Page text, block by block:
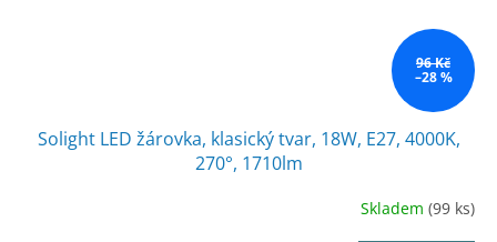
96 Kč
–28 %
Solight LED žárovka, klasický tvar, 18W, E27, 4000K,
270°, 1710lm
Skladem (99 ks)